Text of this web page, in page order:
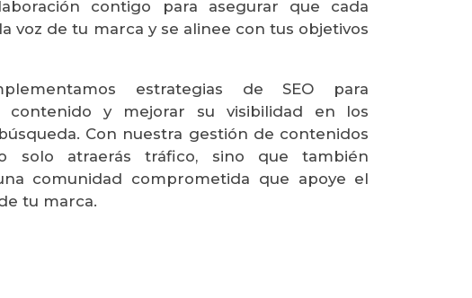
contigo para asegurar que cada
voz de tu marca y se alinee con tus objetivos
estrategias de SEO para
contenido y mejorar su visibilidad en los
Con nuestra gestión de contenidos
solo atraerás tráfico, sino que también
comunidad comprometida que apoye el
tu marca.